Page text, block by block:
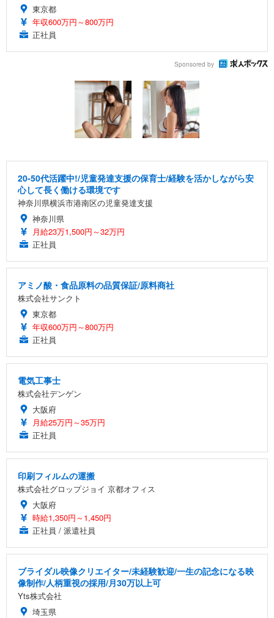
東京都
年収600万円～800万円
正社員
Sponsored by
20-50代活躍中!/児童発達支援の保育士/経験を活かしながら安
心して長く働ける環境です
神奈川県横浜市港南区の児童発達支援
神奈川県
月給23万1,500円～32万円
正社員
アミノ酸・食品原料の品質保証/原料商社
株式会社サンクト
東京都
年収600万円～800万円
正社員
電気工事士
株式会社デンゲン
大阪府
月給25万円～35万円
正社員
印刷フィルムの運搬
株式会社グロップジョイ 京都オフィス
大阪府
時給1,350円～1,450円
正社員 / 派遣社員
ブライダル映像クリエイター/未経験歓迎/一生の記念になる映
像制作/人柄重視の採用/月30万以上可
Yts株式会社
埼玉県